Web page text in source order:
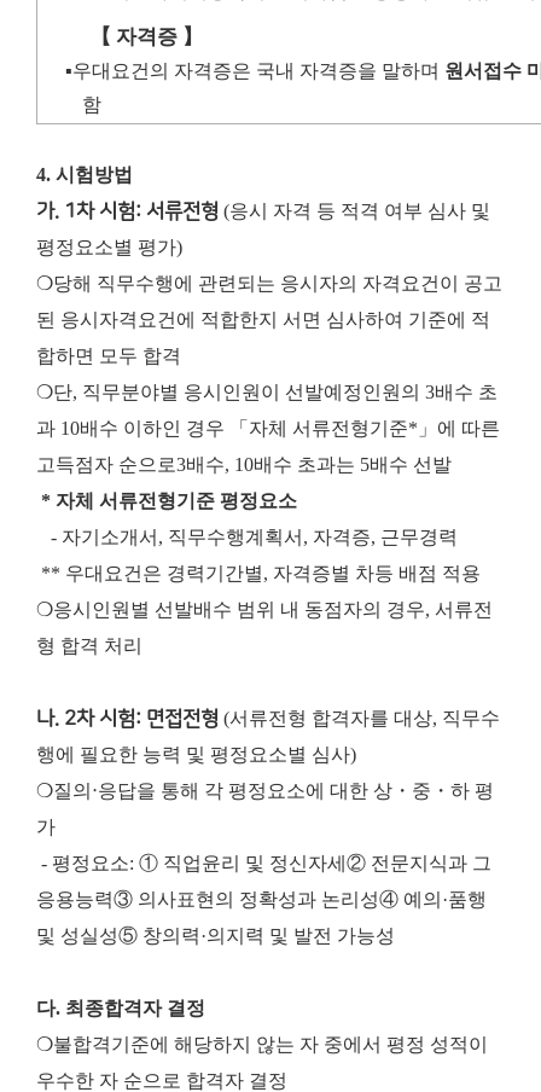
【 자격증 】
▪우대요건의 자격증은 국내 자격증을 말하며 원서접수
함
4. 시험방법
가. 1차 시험: 서류전형 (응시 자격 등 적격 여부 심사 및
평정요소별 평가)
❍당해 직무수행에 관련되는 응시자의 자격요건이 공고
된 응시자격요건에 적합한지 서면 심사하여 기준에 적
합하면 모두 합격
❍단, 직무분야별 응시인원이 선발예정인원의 3배수 초
과 10배수 이하인 경우 「자체 서류전형기준*」에 따른
고득점자 순으로3배수, 10배수 초과는 5배수 선발
* 자체 서류전형기준 평정요소
- 자기소개서, 직무수행계획서, 자격증, 근무경력
** 우대요건은 경력기간별, 자격증별 차등 배점 적용
❍응시인원별 선발배수 범위 내 동점자의 경우, 서류전
형 합격 처리
나. 2차 시험: 면접전형 (서류전형 합격자를 대상, 직무수
행에 필요한 능력 및 평정요소별 심사)
❍질의‧응답을 통해 각 평정요소에 대한 상・중・하 평
가
- 평정요소: ① 직업윤리 및 정신자세 ② 전문지식과 그
응용능력③ 의사표현의 정확성과 논리성④ 예의·품행
및 성실성⑤ 창의력·의지력 및 발전 가능성
다. 최종합격자 결정
❍불합격기준에 해당하지 않는 자 중에서 평정 성적이
우수한 자 순으로 합격자 결정